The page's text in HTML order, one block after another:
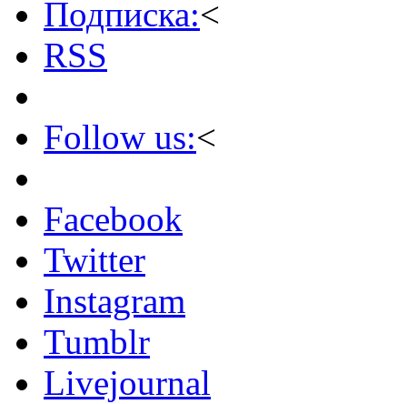
Подписка:<
RSS
Follow us:<
Facebook
Twitter
Instagram
Tumblr
Livejournal